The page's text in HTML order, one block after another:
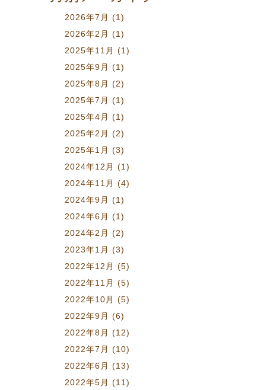
2026年7月 (1)
2026年2月 (1)
2025年11月 (1)
2025年9月 (1)
2025年8月 (2)
2025年7月 (1)
2025年4月 (1)
2025年2月 (2)
2025年1月 (3)
2024年12月 (1)
2024年11月 (4)
2024年9月 (1)
2024年6月 (1)
2024年2月 (2)
2023年1月 (3)
2022年12月 (5)
2022年11月 (5)
2022年10月 (5)
2022年9月 (6)
2022年8月 (12)
2022年7月 (10)
2022年6月 (13)
2022年5月 (11)